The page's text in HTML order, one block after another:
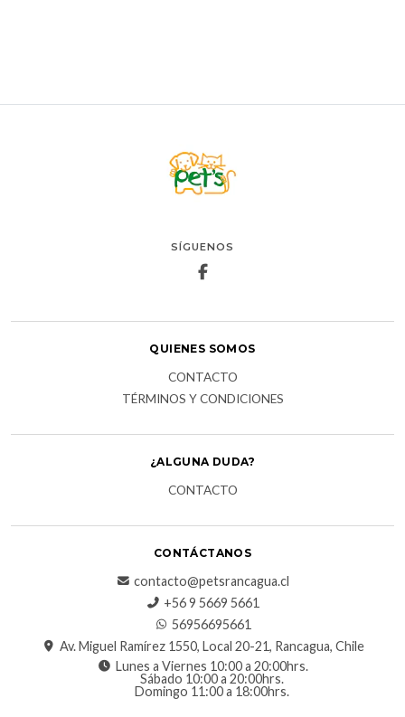
SÍGUENOS
QUIENES SOMOS
CONTACTO
TÉRMINOS Y CONDICIONES
¿ALGUNA DUDA?
CONTACTO
CONTÁCTANOS
contacto@petsrancagua.cl
‪+56 9 5669 5661‬
56956695661‬
Av. Miguel Ramírez 1550, Local 20-21, Rancagua, Chile
Lunes a Viernes 10:00 a 20:00hrs.
Sábado 10:00 a 20:00hrs.
Domingo 11:00 a 18:00hrs.